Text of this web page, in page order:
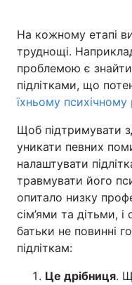
Україна
Економіка
Техно і зв'язок
Зброя
Цікавинки
На кожному етапі
труднощі.
проблемою є знайти
підлітками, що
їхньому психічному
Щоб підтримувати
уникати певних
налаштувати
травмувати його
опитало низку
сім’ями та дітьми,
батьки не повинні
підліткам:
Це дрібниця.